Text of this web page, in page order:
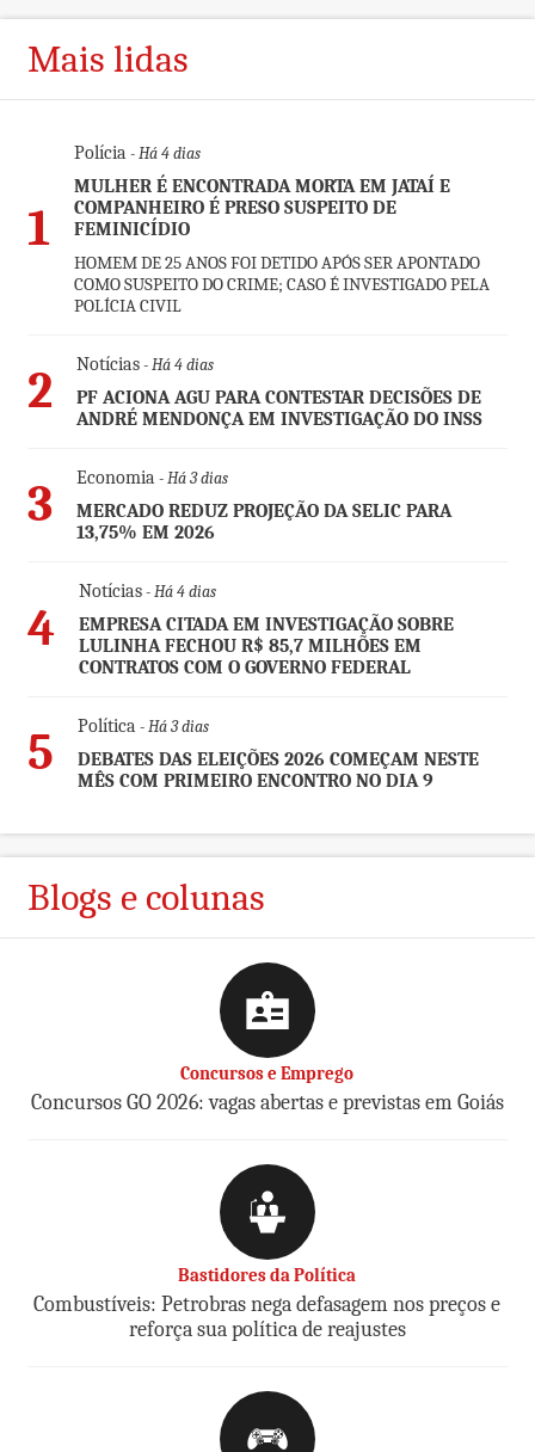
Mais lidas
1
Polícia - Há 4 dias
MULHER É ENCONTRADA MORTA EM JATAÍ E
COMPANHEIRO É PRESO SUSPEITO DE
FEMINICÍDIO
HOMEM DE 25 ANOS FOI DETIDO APÓS SER APONTADO
COMO SUSPEITO DO CRIME; CASO É INVESTIGADO PELA
POLÍCIA CIVIL
2 Notícias- Há 4 dias
PF ACIONA AGU PARA CONTESTAR DECISÕES DE
ANDRÉ MENDONÇA EM INVESTIGAÇÃO DO INSS
3 Economia - Há 3 dias
MERCADO REDUZ PROJEÇÃO DA SELIC PARA
13,75% EM 2026
4
Notícias- Há 4 dias
EMPRESA CITADA EM INVESTIGAÇÃO SOBRE
LULINHA FECHOU R$ 85,7 MILHÕES EM
CONTRATOS COM O GOVERNO FEDERAL
5 Política - Há 3 dias
DEBATES DAS ELEIÇÕES 2026 COMEÇAM NESTE
MÊS COM PRIMEIRO ENCONTRO NO DIA 9
Blogs e colunas
Concursos e Emprego
Concursos GO 2026: vagas abertas e previstas em Goiás
Bastidores da Política
Combustíveis: Petrobras nega defasagem nos preços e
reforça sua política de reajustes